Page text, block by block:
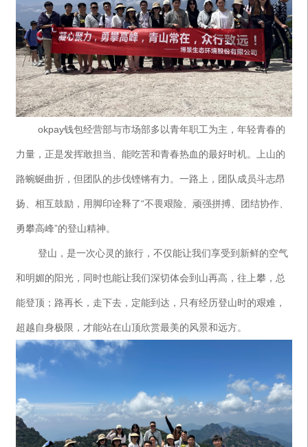
okpay钱包经营部与市场部多以青年职工为主，年轻青春的
力量，正是发挥敢担当、能吃苦和青春热血的最好时机。上山的
路蜿蜒曲折，但团队的步伐铿锵有力。一路上，团队成员斗志昂
扬、相互鼓励，用脚印诠释了“不畏艰险、顽强拼搏、团结协作、
勇攀高峰”的登山精神。
登山，是一次心灵的旅行，不仅能让我们享受到新鲜的空气
和明媚的阳光，同时也能让我们深切体会到山再高，往上攀，总
能登顶；路再长，走下去，定能到达，只有经历登山时的艰难，
超越自身极限，才能站在山顶欣赏最美的风景和远方。